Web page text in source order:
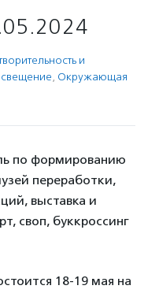
и
, Окружающая
по формированию
переработки,
выставка и
своп, буккроссинг
18-19 мая на